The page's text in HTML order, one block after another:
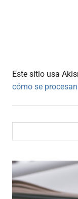
Este sitio usa
cómo se